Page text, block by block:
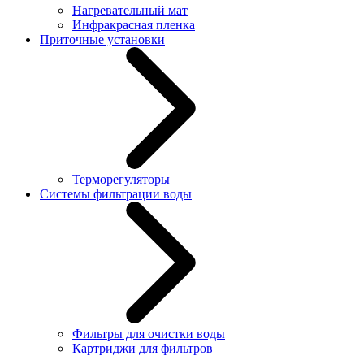
Нагревательный мат
Инфракрасная пленка
Приточные установки
Терморегуляторы
Системы фильтрации воды
Фильтры для очистки воды
Картриджи для фильтров